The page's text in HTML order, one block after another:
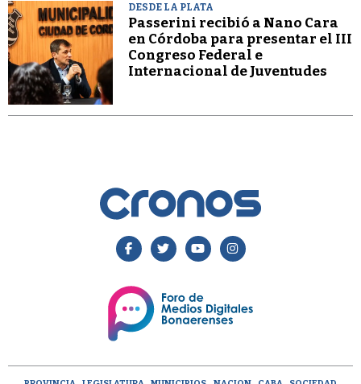
DESDE LA PLATA
Passerini recibió a Nano Cara
en Córdoba para presentar el III
Congreso Federal e
Internacional de Juventudes